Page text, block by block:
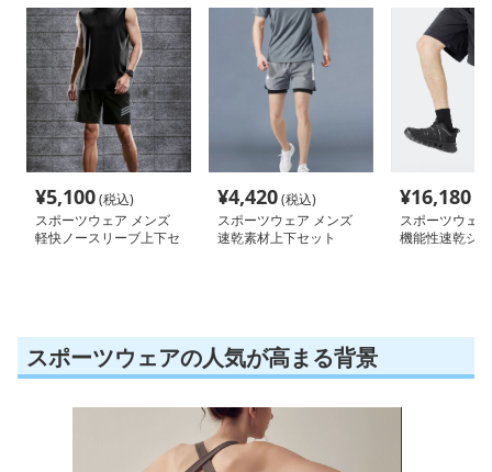
¥5,100(税込)
スポーツウェア メンズ
軽快ノースリーブ上下セ
¥4,420(税込)
スポーツウェア メンズ
速乾素材上下セット
¥16,180
スポーツウェ
機能性速乾シ
スポーツウェアの人気が高まる背景